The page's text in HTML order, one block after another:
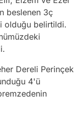
beslenen 3ç
olduğu belirtildi.
Dereli Perinçek
4'ü